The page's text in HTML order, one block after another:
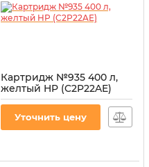
Картридж №935 400 л,
желтый HP (C2P22AE)
Артикул:CI-HP-C2P22AE-Y
Уточнить цену